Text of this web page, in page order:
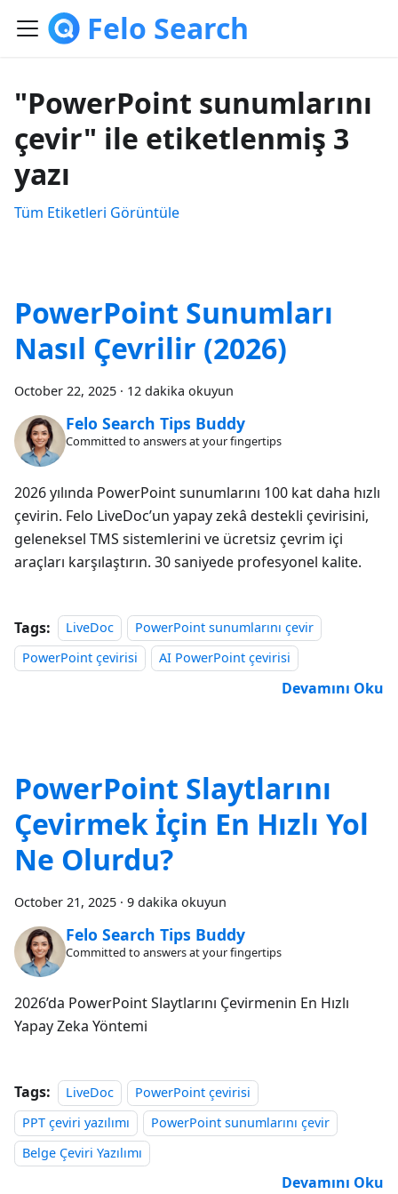
Felo Search
"PowerPoint sunumlarını
çevir" ile etiketlenmiş 3
yazı
Tüm Etiketleri Görüntüle
PowerPoint Sunumları
Nasıl Çevrilir (2026)
October 22, 2025 · 12 dakika okuyun
Felo Search Tips Buddy
Committed to answers at your fingertips
2026 yılında PowerPoint sunumlarını 100 kat daha hızlı
çevirin. Felo LiveDoc’un yapay zekâ destekli çevirisini,
geleneksel TMS sistemlerini ve ücretsiz çevrim içi
araçları karşılaştırın. 30 saniyede profesyonel kalite.
Tags: LiveDoc
PowerPoint sunumlarını çevir
PowerPoint çevirisi
AI PowerPoint çevirisi
Devamını Oku
PowerPoint Slaytlarını
Çevirmek İçin En Hızlı Yol
Ne Olurdu?
October 21, 2025 · 9 dakika okuyun
Felo Search Tips Buddy
Committed to answers at your fingertips
2026’da PowerPoint Slaytlarını Çevirmenin En Hızlı
Yapay Zeka Yöntemi
Tags: LiveDoc
PowerPoint çevirisi
PPT çeviri yazılımı
PowerPoint sunumlarını çevir
Belge Çeviri Yazılımı
Devamını Oku